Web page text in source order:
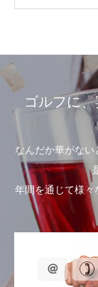
ゴルフに
なんだか華がな
年間を通じて様々